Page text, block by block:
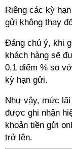
Riêng các kỳ
gửi không thay
Đáng chú ý, khi
khách hàng sẽ
0,1 điểm % so
kỳ hạn gửi.
Như vậy, mức lãi
được ghi nhận
khoản tiền gửi
trở lên.